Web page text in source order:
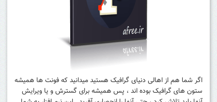
اگر شما هم از اهالی دنیای گرافیک هستید میدانید که فونت ها همیشه
ستون های گرافیک بوده اند ، پس همیشه برای گسترش و یا ویرایش